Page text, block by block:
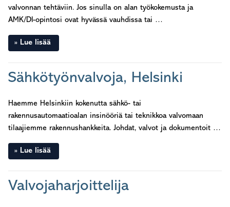
valvonnan tehtäviin. Jos sinulla on alan työkokemusta ja
AMK/DI-opintosi ovat hyvässä vauhdissa tai …
Lue lisää
Sähkötyönvalvoja, Helsinki
Haemme Helsinkiin kokenutta sähkö- tai
rakennusautomaatioalan insinööriä tai teknikkoa valvomaan
tilaajiemme rakennushankkeita. Johdat, valvot ja dokumentoit …
Lue lisää
Valvojaharjoittelija